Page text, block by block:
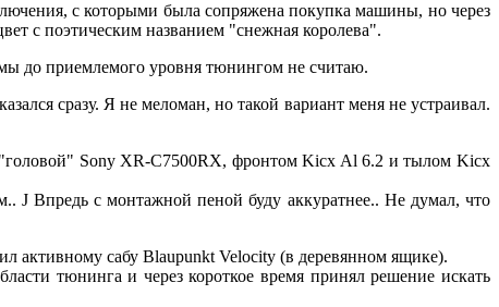
с которыми была сопряжена покупка машины, но через
с поэтическим названием "снежная королева".
до приемлемого уровня тюнингом не считаю.
сразу. Я не меломан, но такой вариант меня не устраивал.
"головой" Sony XR-С7500RX, фронтом Kicx Al 6.2 и тылом Kicх
Впредь с монтажной пеной буду аккуратнее.. Не думал, что
активному сабу Blaupunkt Velocity (в деревянном ящике).
тюнинга и через короткое время принял решение искать